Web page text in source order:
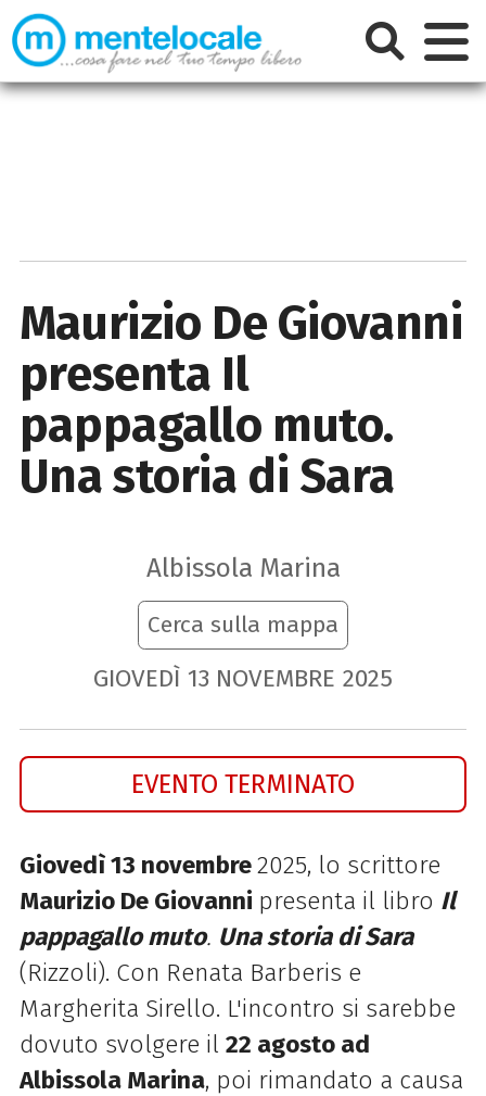
Maurizio De Giovanni
presenta Il
pappagallo muto.
Una storia di Sara
Albissola Marina
Cerca sulla mappa
GIOVEDÌ 13 NOVEMBRE 2025
EVENTO TERMINATO
Giovedì 13 novembre2025, lo scrittore
Maurizio De Giovanni presenta il libro Il
pappagallo muto. Una storia di Sara
(Rizzoli). Con Renata Barberis e
Margherita Sirello. L'incontro si sarebbe
dovuto svolgere il 22 agosto ad
Albissola Marina, poi rimandato a causa